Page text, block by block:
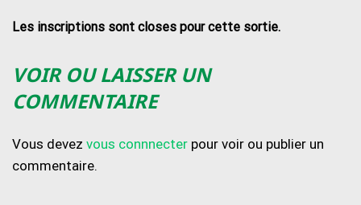
Les inscriptions sont closes pour cette sortie.
VOIR OU LAISSER UN
COMMENTAIRE
Vous devez vous connnecter pour voir ou publier un
commentaire.